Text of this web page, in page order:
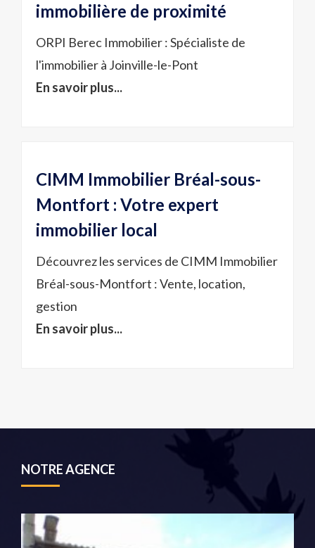
immobilière de proximité
ORPI Berec Immobilier : Spécialiste de
l'immobilier à Joinville-le-Pont
En savoir plus...
CIMM Immobilier Bréal-sous-
Montfort : Votre expert
immobilier local
Découvrez les services de CIMM Immobilier
Bréal-sous-Montfort : Vente, location,
gestion
En savoir plus...
NOTRE AGENCE